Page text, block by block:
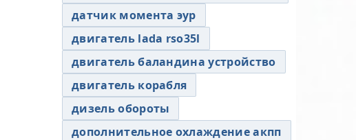
датчик момента эур
двигатель lada rso35l
двигатель баландина устройство
двигатель корабля
дизель обороты
дополнительное охлаждение акпп